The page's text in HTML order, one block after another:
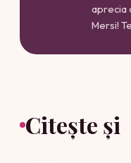
aprecia
Mersi!
Citește și